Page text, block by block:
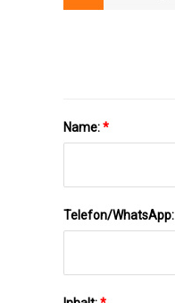
Name:*
Telefon/WhatsApp: